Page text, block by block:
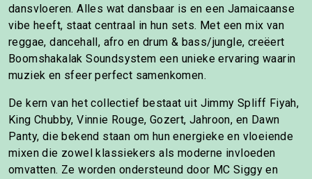
dansvloeren. Alles wat dansbaar is en een Jamaicaanse
vibe heeft, staat centraal in hun sets. Met een mix van
reggae, dancehall, afro en drum & bass/jungle, creëert
Boomshakalak Soundsystem een unieke ervaring waarin
muziek en sfeer perfect samenkomen.
De kern van het collectief bestaat uit Jimmy Spliff Fiyah,
King Chubby, Vinnie Rouge, Gozert, Jahroon, en Dawn
Panty, die bekend staan om hun energieke en vloeiende
mixen die zowel klassiekers als moderne invloeden
omvatten. Ze worden ondersteund door MC Siggy en